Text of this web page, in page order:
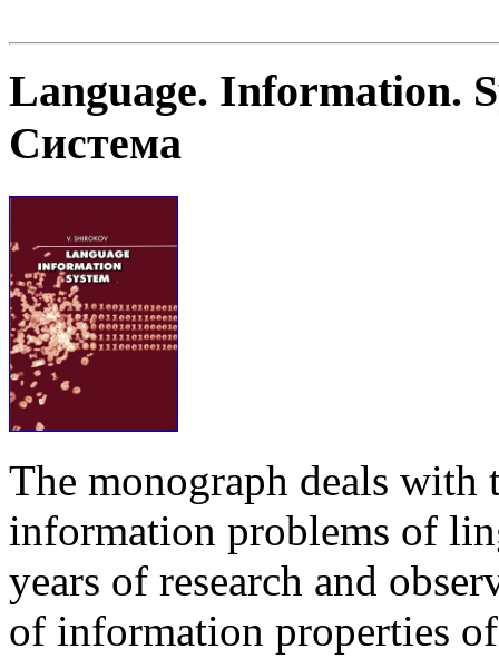
Language. Information.
Система
The monograph deals with
information problems of
years of research and
of information properties